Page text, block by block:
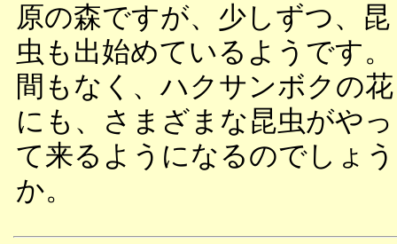
原の森ですが、少しずつ、昆
虫も出始めているようです。
間もなく、ハクサンボクの花
にも、さまざまな昆虫がやっ
て来るようになるのでしょう
か。